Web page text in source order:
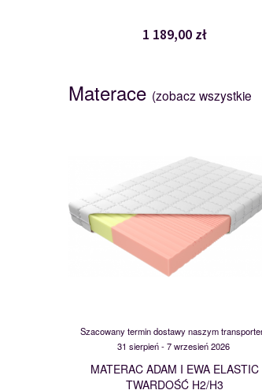
1 189,00 zł
Materace (zobacz wszystkie
Szacowany termin dostawy naszym
31 sierpień - 7 wrzesień 2026
MATERAC ADAM I EWA ELASTIC
TWARDOŚĆ H2/H3